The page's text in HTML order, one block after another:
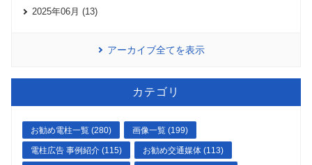
2025年06月 (13)
アーカイブ全てを表示
カテゴリ
お勧め電柱一覧 (280) 画像一覧 (199)
電柱広告 事例紹介 (115) お勧め交通媒体 (113)